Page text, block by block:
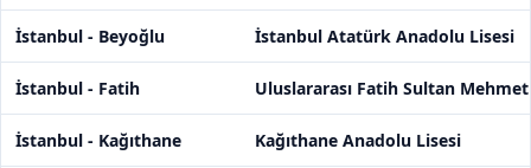
İstanbul - Beyoğlu İstanbul Atatürk Anadolu Lisesi
İstanbul - Fatih Uluslararası Fatih Sultan
İstanbul - Kağıthane Kağıthane Anadolu Lisesi